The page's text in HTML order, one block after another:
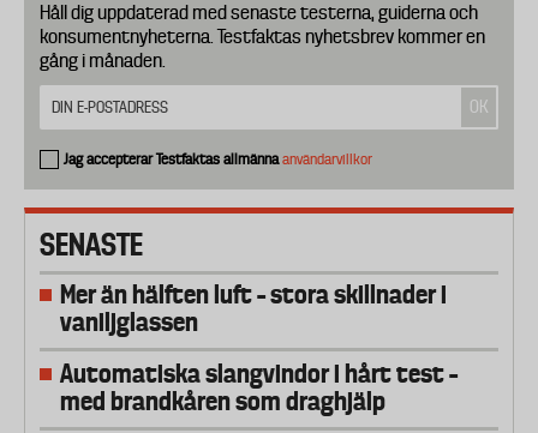
Håll dig uppdaterad med senaste testerna, guiderna och
konsumentnyheterna. Testfaktas nyhetsbrev kommer en
gång i månaden.
Jag accepterar Testfaktas allmännaanvändarvillkor
SENASTE
Mer än hälften luft – stora skillnader i
vaniljglassen
Automatiska slangvindor i hårt test –
med brandkåren som draghjälp